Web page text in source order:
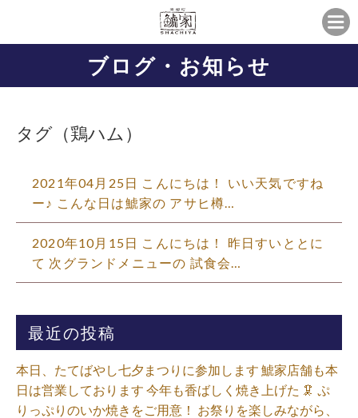
ブログ・お知らせ
タグ（鶏ハム）
2021年04月25日 こんにちは！ いい天気ですね
ー♪ こんな日は鯱家の アサヒ樽…
2020年10月15日 こんにちは！ 昨日すいととに
て 次グランドメニューの 試食会…
最近の投稿
本日、たてばやし七夕まつりに参加します 鯱家店舗も本
日は営業しております️ 今年も香ばしく焼き上げた 🦑 ぷ
りっぷりのいか焼きをご用意！ お祭りを楽しみながら、